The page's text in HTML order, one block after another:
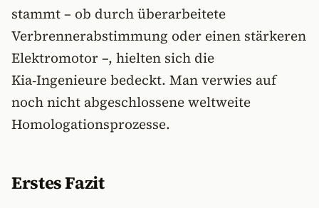
stammt – ob durch überarbeitete
Verbrennerabstimmung oder einen stärkeren
Elektromotor –, hielten sich die
Kia‑Ingenieure bedeckt. Man verwies auf
noch nicht abgeschlossene weltweite
Homologationsprozesse.
Erstes Fazit